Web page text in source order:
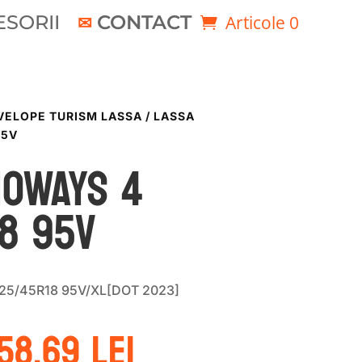
CONTACT Articole 0
TURISM LASSA / LASSA
4
95V
45R18 95V/XL[DOT 2023]